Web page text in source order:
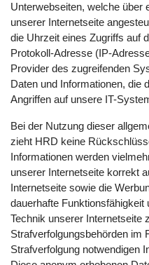
Unterwebseiten, welche über
unserer Internetseite
die Uhrzeit eines Zugriffs auf
Protokoll-Adresse (IP-
Provider des zugreifenden
Daten und Informationen, die
Angriffen auf unsere IT-
Bei der Nutzung dieser
zieht HRD keine
Informationen werden
unserer Internetseite korrekt
Internetseite sowie die
dauerhafte
Technik unserer Internetseite
Strafverfolgungsbehörden im
Strafverfolgung notwendigen